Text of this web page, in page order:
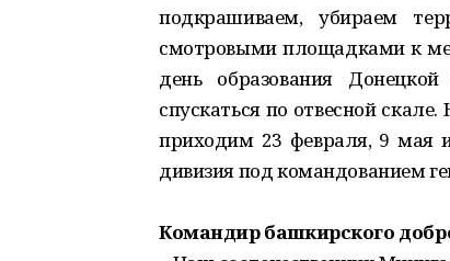
подкрашиваем, убираем
смотровыми площадками к
день образования
спускаться по отвесной
приходим 23 февраля, 9 мая
дивизия под командованием
Командир башкирского